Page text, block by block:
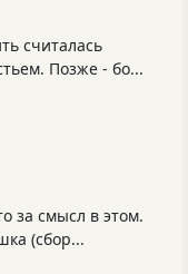
считалась
Позже - бо...
за смысл в этом.
(сбор...